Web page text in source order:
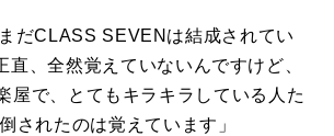
だCLASS SEVEN は結成されてい
直、全然覚えていないんですけど、
屋で、とてもキラキラしている人た
されたのは覚えています」